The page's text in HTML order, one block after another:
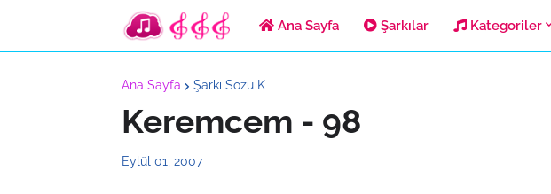
Ana Sayfa Şarkılar Kategoriler
Ana Sayfa Şarkı Sözü K
Keremcem - 98
Eylül 01, 2007